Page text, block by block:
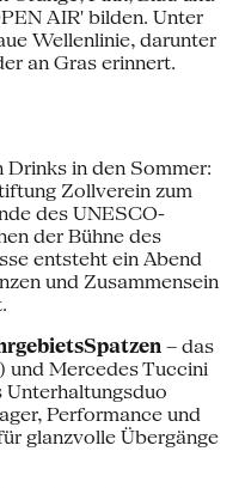
in den Sommer:
Zollverein zum
des UNESCO-
der Bühne des
entsteht ein Abend
und Zusammensein
– das
und Mercedes Tuccini
Unterhaltungsduo
Performance und
glanzvolle Übergänge